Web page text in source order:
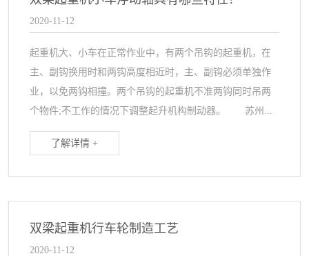
2020-11-12
起重机大、小车在正常作业中，有两个吊钩的起重机，在
主、副钩换用时和两钩高度相近时，主、副钩必须单独作
业，以免两钩相撞。两个吊钩的起重机不准两钩同时吊两
个物件;不工作的情况下调整起升机构制动器。 苏州...
了解详情 +
双梁起重机行车轮制造工艺
2020-11-12